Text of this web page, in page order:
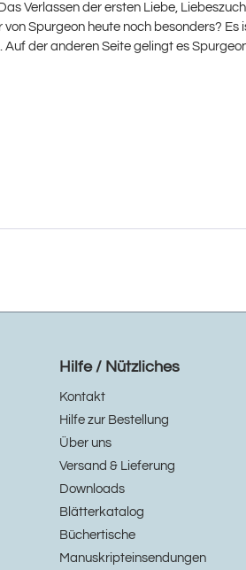
Verlassen der ersten Liebe,
Spurgeon heute noch besonders?
der anderen Seite gelingt es
Hilfe / Nützliches
Kontakt
Hilfe zur Bestellung
Über uns
Versand & Lieferung
Downloads
Blätterkatalog
Büchertische
Manuskripteinsendungen